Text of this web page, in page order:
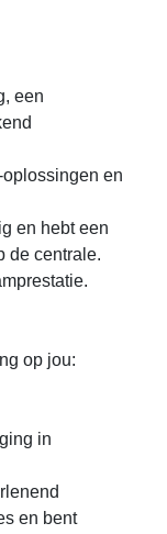
een
en
en hebt een
de centrale.
op jou:
in
en bent